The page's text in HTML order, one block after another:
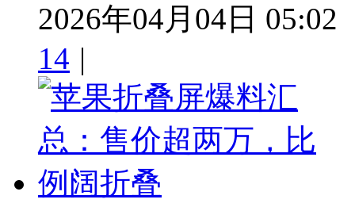
2026年04月04日 05:02
14 |